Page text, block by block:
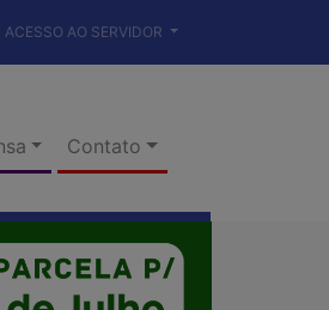
| ACESSO AO SERVIDOR
Contato